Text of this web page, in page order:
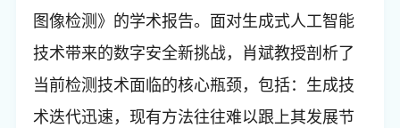
图像检测》的学术报告。面对生成式人工智能
技术带来的数字安全新挑战，肖斌教授剖析了
当前检测技术面临的核心瓶颈 ，包括：生成技
术迭代迅速，现有方法往往难以跟上其发展节